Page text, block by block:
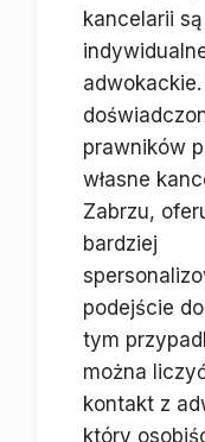
kancelarii są
prawników
własne
Zabrzu,
bardziej
podejście
tym
można
kontakt z
który